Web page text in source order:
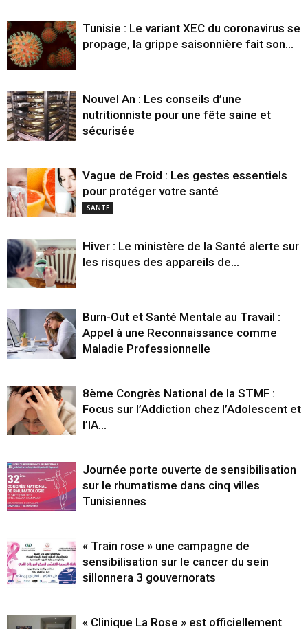
Tunisie : Le variant XEC du coronavirus se
propage, la grippe saisonnière fait son...
Nouvel An : Les conseils d’une
nutritionniste pour une fête saine et
sécurisée
Vague de Froid : Les gestes essentiels
pour protéger votre santé
SANTE
Hiver : Le ministère de la Santé alerte sur
les risques des appareils de...
Burn-Out et Santé Mentale au Travail :
Appel à une Reconnaissance comme
Maladie Professionnelle
8ème Congrès National de la STMF :
Focus sur l’Addiction chez l’Adolescent et
l’IA...
Journée porte ouverte de sensibilisation
sur le rhumatisme dans cinq villes
Tunisiennes
« Train rose » une campagne de
sensibilisation sur le cancer du sein
sillonnera 3 gouvernorats
« Clinique La Rose » est officiellement